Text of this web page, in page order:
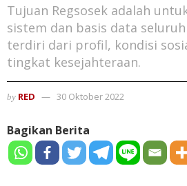
Tujuan Regsosek adalah
sistem dan basis data
terdiri dari profil, kondisi
tingkat kesejahteraan.
by RED 30 Oktober 2022
Bagikan Berita